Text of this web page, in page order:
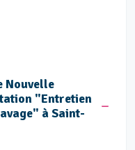
Nouvelle
"Entretien
à Saint-